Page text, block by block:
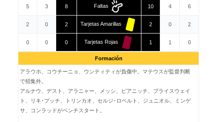
5 3 8 Faltas 10 4 6
2 0 2 Tarjetas Amarillas 2 0 2
0 0 0 Tarjetas Rojas 1 1 0
Formación
アラウホ、コウチーニョ、ウンティティが負傷中。マテウスが監督判断
で招集外。
アルナウ、デスト、アラニャー、メッシ、ピアニッチ、ブライスウェイ
ト、リキ･プッチ、トリンカオ、セルジ･ロベルト、ジュニオル、ミンゲ
サ、コンラッドがベンチスタート。